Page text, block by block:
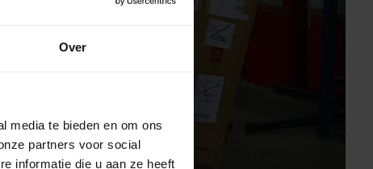
Over
media te bieden en om ons
partners voor social
informatie die u aan ze heeft